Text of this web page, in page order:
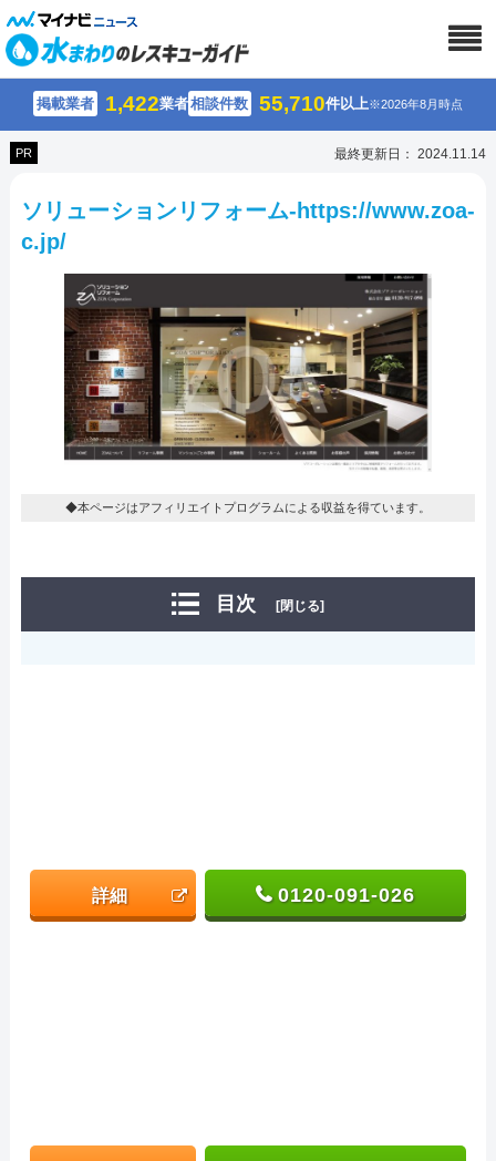
掲載業者 1,422業者相談件数 55,710件以上※2026年8月時点
PR 最終更新日： 2024.11.14
ソリューションリフォーム-https://www.zoa-
c.jp/
◆本ページはアフィリエイトプログラムによる収益を得ています。
目次 [閉じる]
詳細 0120-091-026